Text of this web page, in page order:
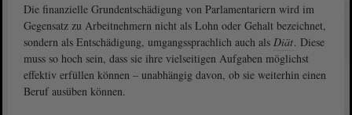
Die finanzielle Grundentschädigung von Parlamentariern wird im
Gegensatz zu Arbeitnehmern nicht als Lohn oder Gehalt bezeichnet,
sondern als Entschädigung, umgangssprachlich auch als Diät. Diese
muss so hoch sein, dass sie ihre vielseitigen Aufgaben möglichst
effektiv erfüllen können – unabhängig davon, ob sie weiterhin einen
Beruf ausüben können.